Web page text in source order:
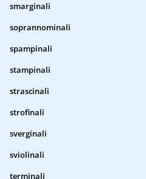
smarginali
soprannominali
spampinali
stampinali
strascinali
strofinali
sverginali
sviolinali
terminali